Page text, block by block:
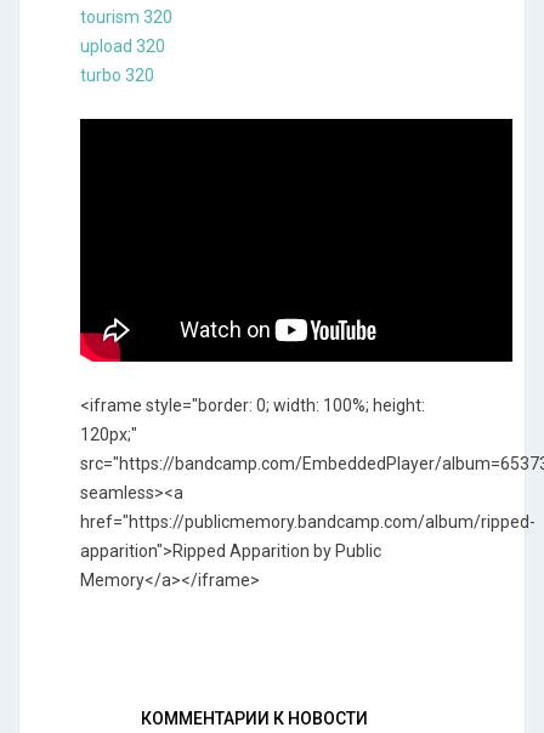
tourism 320
upload 320
turbo 320
<iframe style="border: 0; width: 100%; height:
120px;"
src="https://bandcamp.com/EmbeddedPlayer/
seamless><a
href="https://publicmemory.bandcamp.com/album/ripped-
apparition">Ripped Apparition by Public
Memory</a></iframe>
КОММЕНТАРИИ К НОВОСТИ